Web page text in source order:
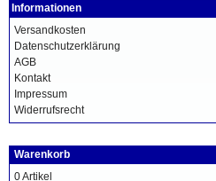
Informationen
Versandkosten
Datenschutzerklärung
AGB
Kontakt
Impressum
Widerrufsrecht
Warenkorb
0 Artikel